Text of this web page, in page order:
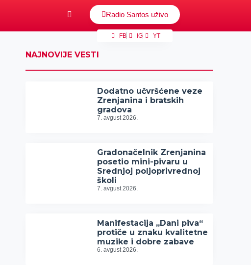
Radio Santos uživo
FB IG YT
NAJNOVIJE VESTI
Dodatno učvršćene veze
Zrenjanina i bratskih
gradova
7. avgust 2026.
Gradonačelnik Zrenjanina
posetio mini-pivaru u
Srednjoj poljoprivrednoj
školi
7. avgust 2026.
Manifestacija „Dani piva“
protiče u znaku kvalitetne
muzike i dobre zabave
6. avgust 2026.